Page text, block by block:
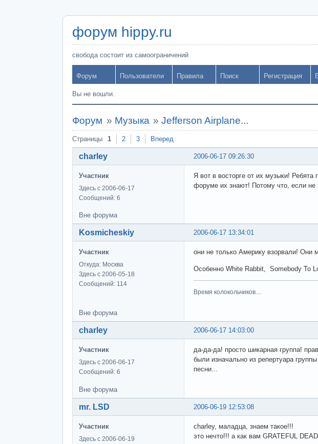
форум hippy.ru
свобода состоит из самоограничений
Форум Пользователи Правила Поиск Регистрация
Вы не вошли.
Форум » Музыка »Jefferson Airplane...
Страницы 1 2 3 Вперед
2006-06-17 09:26:30
charley
Участник
Здесь с 2006-06-17
Сообщений: 6
Я вот в восторге от их музыки!
форуме их знают! Потому что, если не
Вне форума
2006-06-17 13:34:01
Kosmicheskiy
Участник
Откуда: Москва
Здесь с 2006-05-18
Сообщений: 114
они не только Америку взорвали! Они
Особенно White Rabbit, Somebody To
Время колокольчиков....
Вне форума
2006-06-17 14:03:00
charley
Участник
Здесь с 2006-06-17
Сообщений: 6
да-да-да! просто шикарная группа!
были изначально из репертуара
песни...
Вне форума
2006-06-19 12:53:08
mr. LSD
Участник
Здесь с 2006-06-19
charley, маладца, знаем такое!!!
это нечто!!! а как вам GRATEFUL